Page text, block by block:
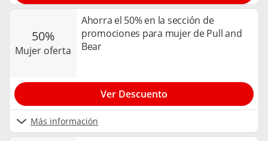
50%
mujer oferta
Ahorra el 50% en la sección de
promociones para mujer de Pull and
Bear
Más información
Ver Descuento